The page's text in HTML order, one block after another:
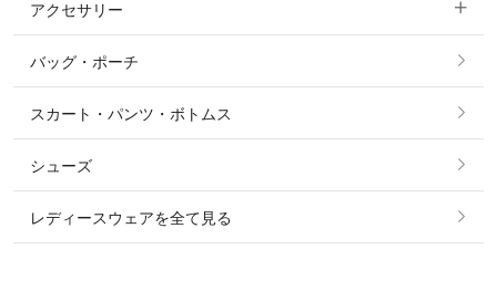
ニット・セーター
シャツ・ブラウス・ワンピース
その他 アウター
ショーシャツ
すべてのファッション雑貨
ソックス
ベルト
マフラー・スカーフ・ストール・スヌード
アクセサリー
すべてのアクセサリー
リング
ピアス・イヤリング
バッグ・ポーチ
スカート・パンツ・ボトムス
シューズ
レディースウェアを全て見る